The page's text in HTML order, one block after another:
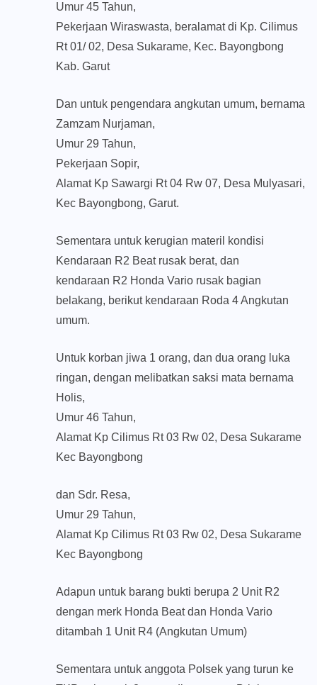
Umur 45 Tahun,
Pekerjaan Wiraswasta, beralamat di Kp. Cilimus
Rt 01/ 02, Desa Sukarame, Kec. Bayongbong
Kab. Garut
Dan untuk pengendara angkutan umum, bernama
Zamzam Nurjaman,
Umur 29 Tahun,
Pekerjaan Sopir,
Alamat Kp Sawargi Rt 04 Rw 07, Desa Mulyasari,
Kec Bayongbong, Garut.
Sementara untuk kerugian materil kondisi
Kendaraan R2 Beat rusak berat, dan
kendaraan R2 Honda Vario rusak bagian
belakang, berikut kendaraan Roda 4 Angkutan
umum.
Untuk korban jiwa 1 orang, dan dua orang luka
ringan, dengan melibatkan saksi mata bernama
Holis,
Umur 46 Tahun,
Alamat Kp Cilimus Rt 03 Rw 02, Desa Sukarame
Kec Bayongbong
dan Sdr. Resa,
Umur 29 Tahun,
Alamat Kp Cilimus Rt 03 Rw 02, Desa Sukarame
Kec Bayongbong
Adapun untuk barang bukti berupa 2 Unit R2
dengan merk Honda Beat dan Honda Vario
ditambah 1 Unit R4 (Angkutan Umum)
Sementara untuk anggota Polsek yang turun ke